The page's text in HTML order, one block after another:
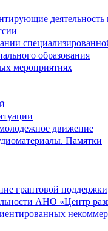
деятельность
образования
мероприятиях
движение
Памятки
грантовой поддержки
АНО «Центр